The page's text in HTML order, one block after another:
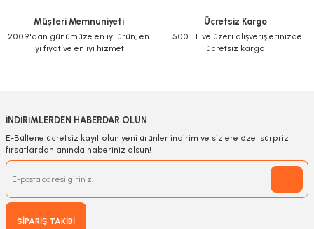
Müşteri Memnuniyeti
2009'dan günümüze en iyi ürün, en
iyi fiyat ve en iyi hizmet
Ücretsiz Kargo
1.500 TL ve üzeri alışverişlerinizde
ücretsiz kargo
İNDİRİMLERDEN HABERDAR OLUN
E-Bültene ücretsiz kayıt olun yeni ürünler indirim ve sizlere özel sürpriz
fırsatlardan anında haberiniz olsun!
SİPARİŞ TAKİBİ